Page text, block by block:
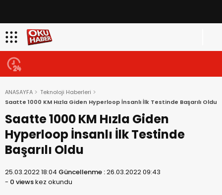
ANASAYFA
Teknoloji Haberleri
Saatte 1000 KM Hızla Giden Hyperloop İnsanlı İlk Testinde Başarılı Oldu
Saatte 1000 KM Hızla Giden
Hyperloop İnsanlı İlk Testinde
Başarılı Oldu
25.03.2022 18:04 Güncellenme :26.03.2022 09:43
- 0 viewskez okundu